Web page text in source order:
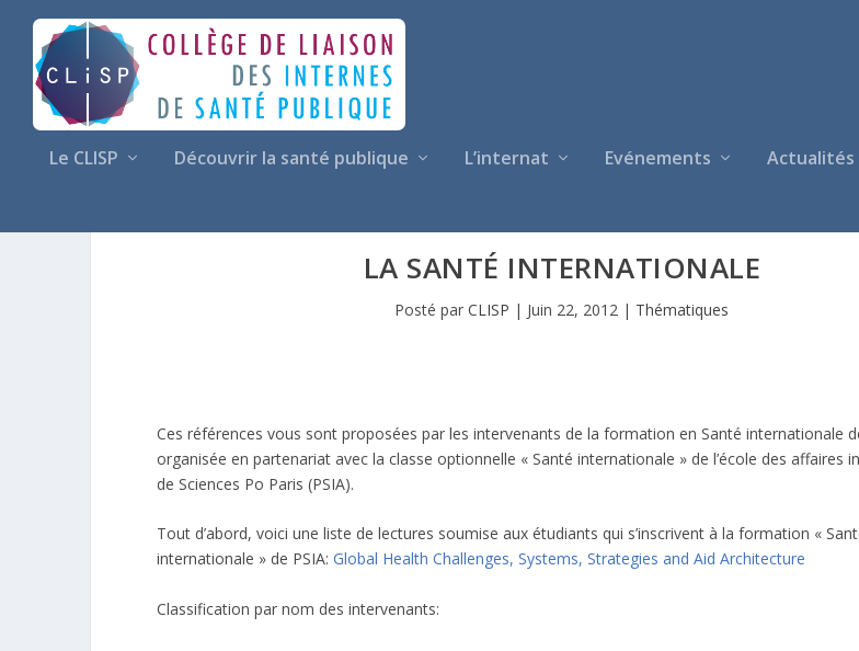
Le CLISP Découvrir la santé publique L’internat Evénements Actualités
LA SANTÉ INTERNATIONALE
Posté parCLISP | Juin 22, 2012 | Thématiques
Ces références vous sont proposées par les intervenants de la formation en Santé internationale
organisée en partenariat avec la classe optionnelle « Santé internationale » de l’école des affaires
de Sciences Po Paris (PSIA).
Tout d’abord, voici une liste de lectures soumise aux étudiants qui s’inscrivent à la formation «
internationale » de PSIA: Global Health Challenges, Systems, Strategies and Aid Architecture
Classification par nom des intervenants: